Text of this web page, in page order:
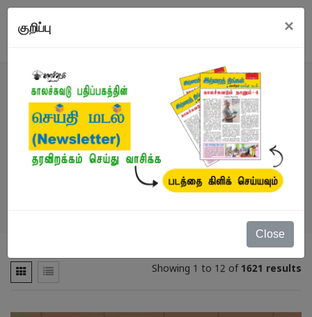
குறிப்பு ×
Close
நூல்கள்
நூல்கள் / முழுப்பட்டியல்
Showing 1 to 12 of 1621 results